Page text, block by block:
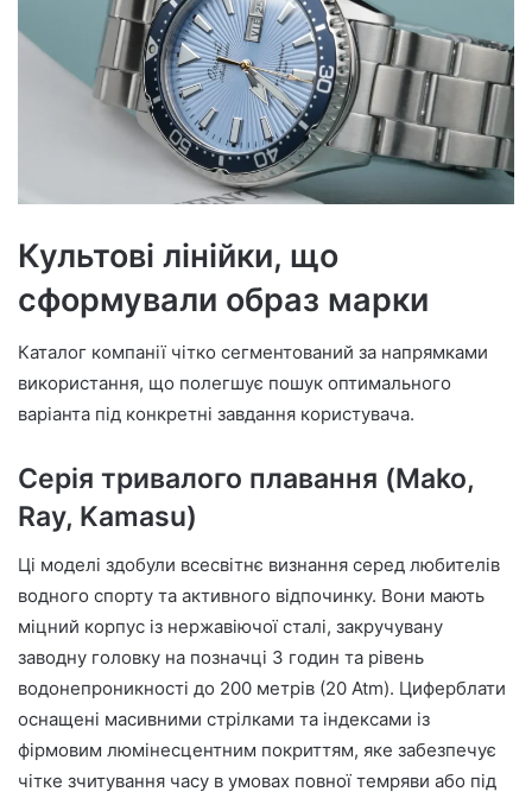
Культові лінійки, що
сформували образ марки
Каталог компанії чітко сегментований за напрямками
використання, що полегшує пошук оптимального
варіанта під конкретні завдання користувача.
Серія тривалого плавання (Mako,
Ray, Kamasu)
Ці моделі здобули всесвітнє визнання серед любителів
водного спорту та активного відпочинку. Вони мають
міцний корпус із нержавіючої сталі, закручувану
заводну головку на позначці 3 годин та рівень
водонепроникності до 200 метрів (20 Atm). Циферблати
оснащені масивними стрілками та індексами із
фірмовим люмінесцентним покриттям, яке забезпечує
чітке зчитування часу в умовах повної темряви або під